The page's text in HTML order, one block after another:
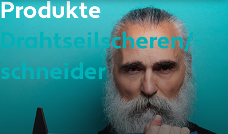
Produkte
Drahtseilscheren/-
schneider